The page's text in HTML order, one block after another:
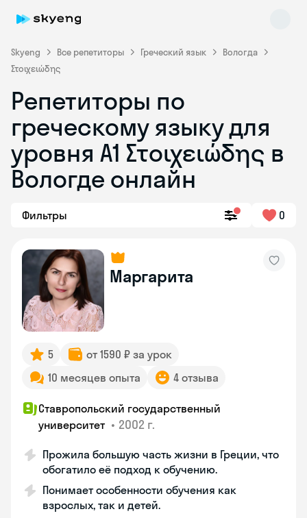
Skyeng Все репетиторы Греческий язык
Вологда
Στοιχειώδης
Репетиторы по
греческому языку для
уровня Α1 Στοιχειώδης в
Вологде онлайн
Фильтры 0
Маргарита
5
от 1590 ₽ за урок
10 месяцев опыта
4 отзыва
Ставропольский государственный
университет • 2002 г.
Прожила большую часть жизни в Греции, что
обогатило её подход к обучению.
Понимает особенности обучения как
взрослых, так и детей.
Skyeng Chat
online